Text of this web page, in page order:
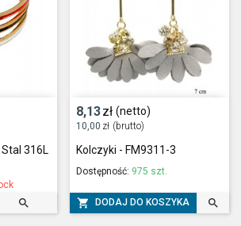
316L

8,13zł (netto)
10,00 zł (brutto)
Kolczyki - FM9311-3
Dostępność: 975 szt.
 DODAJ DO KOSZYKA 